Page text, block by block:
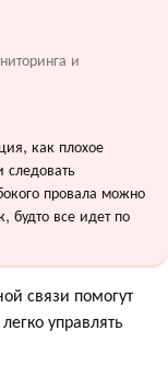
и
как плохое
провала можно
будто все идет по
связи помогут
управлять